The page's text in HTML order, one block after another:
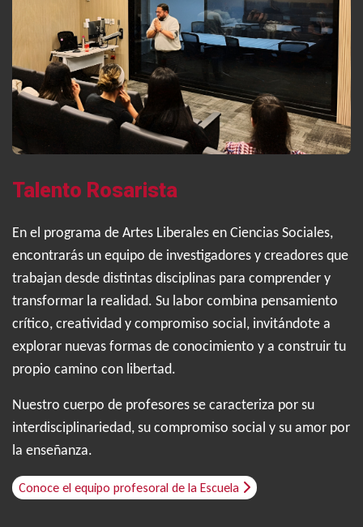
Talento Rosarista
En el programa de Artes Liberales en Ciencias Sociales,
encontrarás un equipo de investigadores y creadores que
trabajan desde distintas disciplinas para comprender y
transformar la realidad. Su labor combina pensamiento
crítico, creatividad y compromiso social, invitándote a
explorar nuevas formas de conocimiento y a construir tu
propio camino con libertad.
Nuestro cuerpo de profesores se caracteriza por su
interdisciplinariedad, su compromiso social y su amor por
la enseñanza.
Conoce el equipo profesoral de la Escuela